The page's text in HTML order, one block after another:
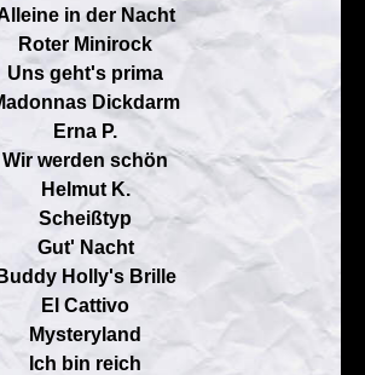
in der Nacht
Roter Minirock
Uns geht's prima
Dickdarm
Erna P.
Wir werden schön
Helmut K.
Scheißtyp
Gut' Nacht
Buddy Holly's Brille
El Cattivo
Mysteryland
Ich bin reich